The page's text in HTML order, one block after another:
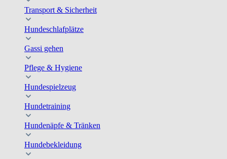
Transport & Sicherheit
Hundeschlafplätze
Gassi gehen
Pflege & Hygiene
Hundespielzeug
Hundetraining
Hundenäpfe & Tränken
Hundebekleidung